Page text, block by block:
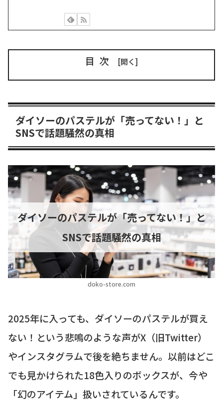
目次
ダイソーのパステルが「売ってない！」と
SNSで話題騒然の真相
doko-store.com
ダイソーのパステルが「売ってない！」と
SNSで話題騒然の真相
2025年に入っても、ダイソーのパステルが買え
ない！という悲鳴のような声がX（旧Twitter）
やインスタグラムで後を絶ちません。以前はどこ
でも見かけられた18色入りのボックスが、今や
「幻のアイテム」扱いされているんです。